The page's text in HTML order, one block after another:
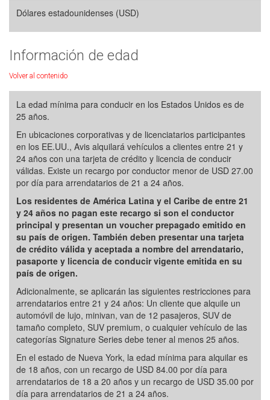
Dólares estadounidenses (USD)
Información de edad
Volver al contenido
La edad mínima para conducir en los Estados Unidos es de
25 años.
En ubicaciones corporativas y de licenciatarios participantes
en los EE.UU., Avis alquilará vehículos a clientes entre 21 y
24 años con una tarjeta de crédito y licencia de conducir
válidas. Existe un recargo por conductor menor de USD 27.00
por día para arrendatarios de 21 a 24 años.
Los residentes de América Latina y el Caribe de entre 21
y 24 años no pagan este recargo si son el conductor
principal y presentan un voucher prepagado emitido en
su país de origen. También deben presentar una tarjeta
de crédito válida y aceptada a nombre del arrendatario,
pasaporte y licencia de conducir vigente emitida en su
país de origen.
Adicionalmente, se aplicarán las siguientes restricciones para
arrendatarios entre 21 y 24 años: Un cliente que alquile un
automóvil de lujo, minivan, van de 12 pasajeros, SUV de
tamaño completo, SUV premium, o cualquier vehículo de las
categorías Signature Series debe tener al menos 25 años.
En el estado de Nueva York, la edad mínima para alquilar es
de 18 años, con un recargo de USD 84.00 por día para
arrendatarios de 18 a 20 años y un recargo de USD 35.00 por
día para arrendatarios de 21 a 24 años.